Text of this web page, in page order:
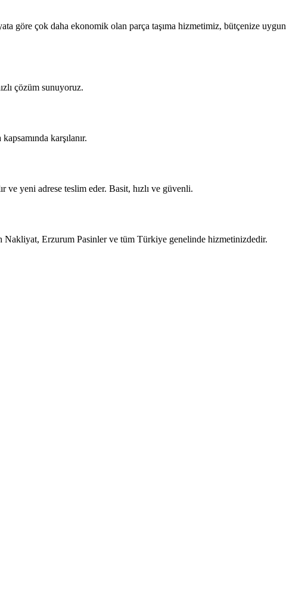
göre çok daha ekonomik olan parça taşıma hizmetimiz, bütçenize uygun
çözüm sunuyoruz.
karşılanır.
ve yeni adrese teslim eder. Basit, hızlı ve güvenli.
Nakliyat, Erzurum Pasinler ve tüm Türkiye genelinde hizmetinizdedir.